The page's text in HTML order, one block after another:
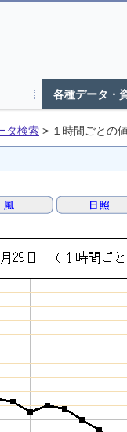
各種データ・
タ検索 > １時間ごとの